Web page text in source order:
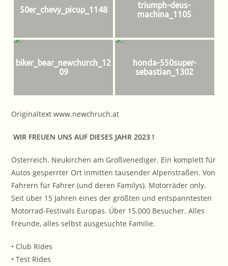
50er_chevy_picup_1148
triumph-deus-
machina_1105
biker_bear_newchurch_12
09
honda-550super-
sebastian_1302
Originaltext www.newchruch.at
WIR FREUEN UNS AUF DIESES JAHR 2023 !
Österreich. Neukirchen am Großvenediger. Ein komplett für
Autos gesperrter Ort inmitten tausender Alpenstraßen. Von
Fahrern für Fahrer (und deren Familys). Motorräder only.
Seit über 15 Jahren eines der größten und entspanntesten
Motorrad-Festivals Europas. Über 15.000 Besucher. Alles
Freunde, alles selbst ausgesuchte Familie.
• Club Rides
• Test Rides